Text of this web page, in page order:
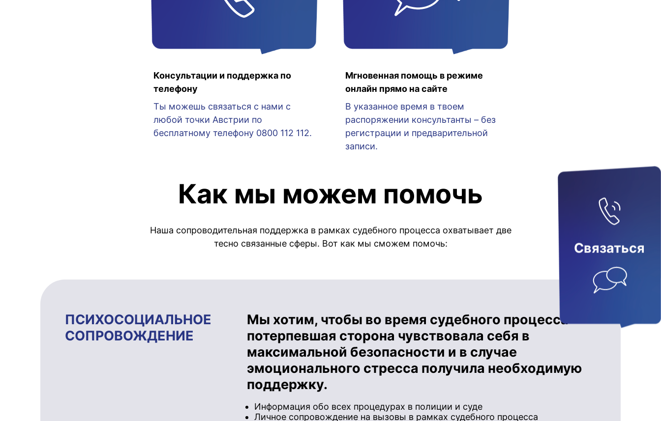
Связаться
Консультации и поддержка по
телефону
Ты можешь связаться с нами с
любой точки Австрии по
бесплатному телефону 0800 112 112.
Мгновенная помощь в режиме
онлайн прямо на сайте
В указанное время в твоем
распоряжении консультанты – без
регистрации и предварительной
записи.
Как мы можем помочь
Наша сопроводительная поддержка в рамках судебного процесса охватывает две
тесно связанные сферы. Вот как мы сможем помочь:
ПСИХОСОЦИ­АЛЬ­НОЕ
СОПРОВОЖ­ДЕ­НИЕ
Мы хотим, чтобы во время судебного процесса
потерпевшая сторона чувствовала себя в
максимальной безопасности и в случае
эмоционального стресса получила необходимую
поддержку.
Информация обо всех процедурах в полиции и суде
Личное сопровождение на вызовы в рамках судебного процесса